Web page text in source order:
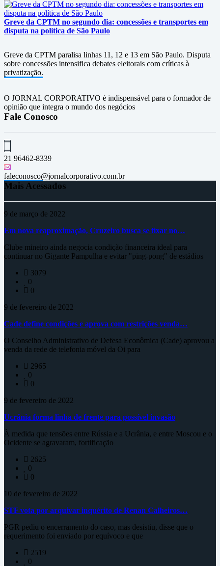
Greve da CPTM no segundo dia: concessões e transportes em
disputa na política de São Paulo
Greve da CPTM paralisa linhas 11, 12 e 13 em São Paulo. Disputa
sobre concessões intensifica debates eleitorais com críticas à
privatização.
O JORNAL CORPORATIVO é indispensável para o formador de
opinião que integra o mundo dos negócios
Fale Conosco
21 96462-8339
faleconosco@jornalcorporativo.com.br
Mais Acessados
9 de março de 2022
Em nova reaproximação, Cruzeiro busca se fixar no…
Clube mineiro ainda negocia condição financeira ideal para
continuar no Gigante Pampulha e evitar "ping-pong" de estádios
3079
0
0
9 de fevereiro de 2022
Cade define condições e aprova com restrições venda…
O Conselho Administrativo de Defesa Econômica (Cade) aprovou a
venda da rede de telefonia móvel da Oi para
2965
0
0
9 de fevereiro de 2022
Ucrânia forma linha de frente para possível invasão
À medida que tensões entre Rússia e a Ucrânia, e entre Moscou e o
Ocidente se agravaram, fortificação
2625
0
0
10 de fevereiro de 2022
STF vota por arquivar inquérito de Renan Calheiros…
PGR pediu o encerramento do caso, mas desistiu, disse que o
requerimento foi enviado por equívoco e que
2519
0